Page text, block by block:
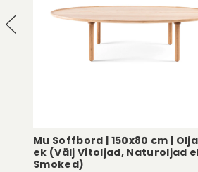
Mu Soffbord | 150x80 cm |
ek (Välj Vitoljad, Naturoljad
Smoked)